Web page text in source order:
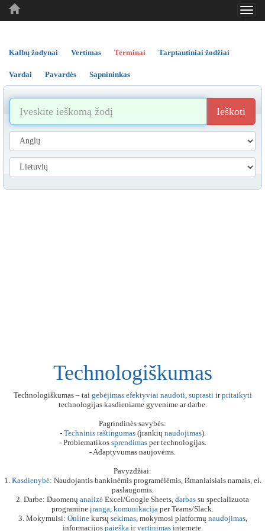
..
..
Kalbų žodynai Vertimas Terminai Tarptautiniai žodžiai
Vardai Pavardės Sapnininkas
Ieškoti
Technologiškumas
Technologiškumas – tai gebėjimas efektyviai naudoti, suprastiirpritaikyti
technologijas kasdieniame gyvenime ar darbe.
Pagrindinės savybės:
- Techninis raštingumas(įrankių naudojimas).
- Problematikos sprendimasper technologijas.
- Adaptyvumas naujovėms.
Pavyzdžiai:
1. Kasdienybė: Naudojantis bankinėmis programėlėmis, išmaniaisiais namais, el.
paslaugomis.
2. Darbe: Duomenų analizė Excel/Google Sheets, darbas su specializuota
programine įranga, komunikacija per Teams/Slack.
3. Mokymuisi: Onlinekursų sekimas, mokymosi platformų naudojimas,
informacijos paieškairvertinimasinternete.